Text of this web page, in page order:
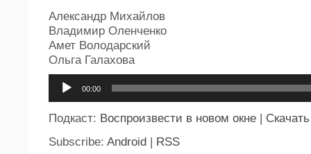
Александр Михайлов
Владимир Оленченко
Амет Володарский
Ольга Галахова
00:00
Подкаст: Воспроизвести в новом окне
Скачать
Subscribe: Android RSS